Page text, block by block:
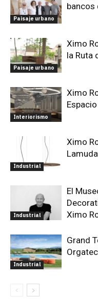
Paisaje urbano
bancos
Paisaje urbano
Ximo
la Ruta
Interiorismo
Ximo
Industrial
Ximo
Lamuda
Industrial
El
Ximo
Industrial
Grand
Orgatec